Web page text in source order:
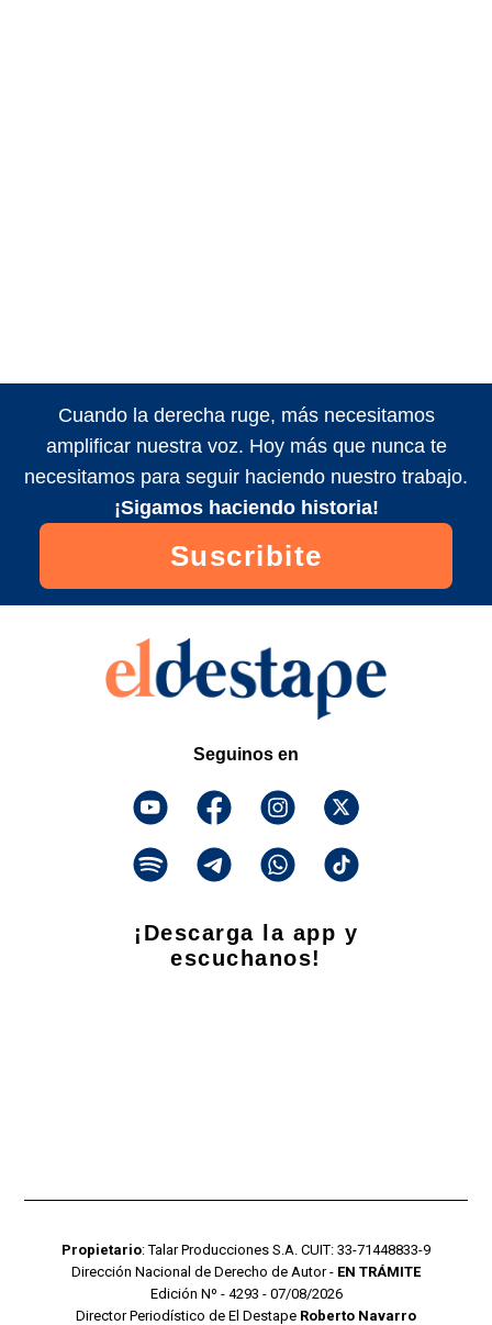
Cuando la derecha ruge, más necesitamos
amplificar nuestra voz. Hoy más que nunca te
necesitamos para seguir haciendo nuestro trabajo.
¡Sigamos haciendo historia!
Suscribite
Seguinos en
¡Descarga la app y
escuchanos!
Propietario: Talar Producciones S.A. CUIT: 33-71448833-9
Dirección Nacional de Derecho de Autor - EN TRÁMITE
Edición Nº - 4293 - 07/08/2026
Director Periodístico de El Destape Roberto Navarro